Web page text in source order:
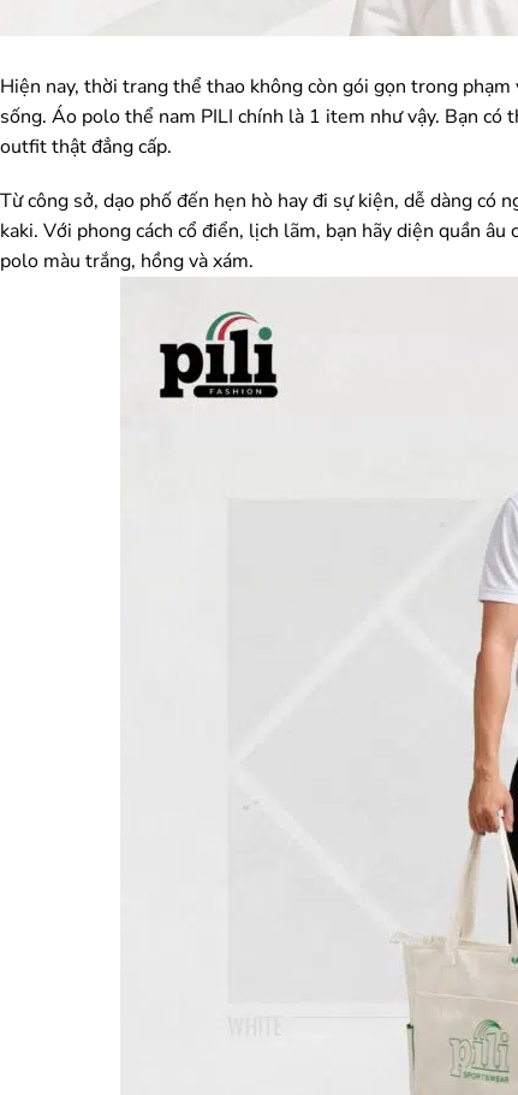
Hiện nay, thời trang thể thao không còn gói gọn trong
sống. Áo polo thể nam PILI chính là 1 item như vậy. Bạn
outfit thật đẳng cấp.
Từ công sở, dạo phố đến hẹn hò hay đi sự kiện, dễ dàng có
kaki. Với phong cách cổ điển, lịch lãm, bạn hãy diện quần
polo màu trắng, hồng và xám.